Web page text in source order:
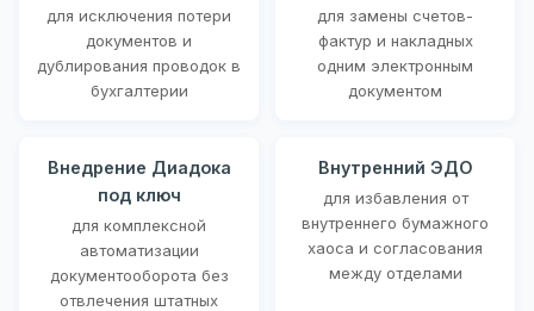
для исключения потери
документов и
дублирования проводок в
бухгалтерии
для замены счетов-
фактур и накладных
одним электронным
документом
Внедрение Диадока
под ключ
для комплексной
автоматизации
документооборота без
отвлечения штатных
Внутренний ЭДО
для избавления от
внутреннего бумажного
хаоса и согласования
между отделами